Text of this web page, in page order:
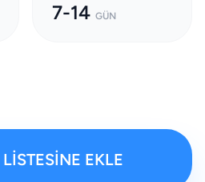
7-14 GÜN
EKLE